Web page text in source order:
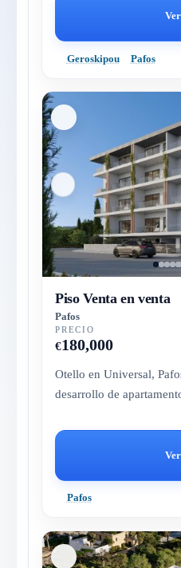
Geroskipou Pafos
Piso Venta en venta
Pafos
PRECIO
€180,000
Otello en Universal,
desarrollo de
Pafos